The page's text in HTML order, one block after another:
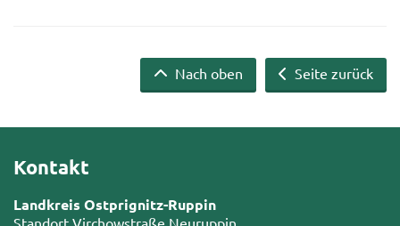
Seite zurück
Nach oben
Kontakt
Landkreis Ostprignitz-Ruppin
Standort Virchowstraße Neuruppin